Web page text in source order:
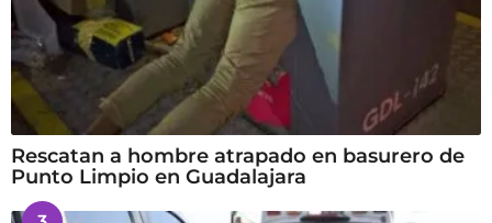
Rescatan a hombre atrapado en basurero de
Punto Limpio en Guadalajara